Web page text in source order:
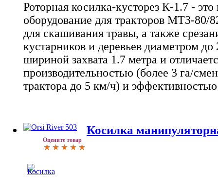
Роторная косилка-кусторез К-1.7 - это
оборудование для тракторов МТЗ-80/
для скашивания травы, а также
кустарников и деревьев диаметром
шириной захвата 1.7 метра и
производительностью (более 3 га/
трактора до 5 км/ч) и
Оцените товар
Косилка